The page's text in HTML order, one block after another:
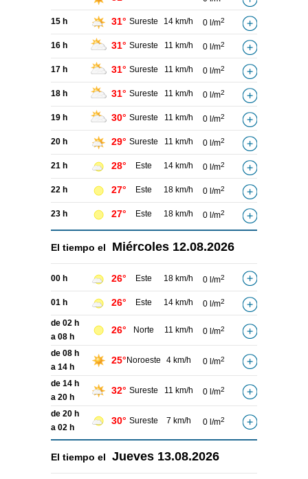
15 h 31° Sureste 14 km/h 0 l/m2
16 h 31° Sureste 11 km/h 0 l/m2
17 h 31° Sureste 11 km/h 0 l/m2
18 h 31° Sureste 11 km/h 0 l/m2
19 h 30° Sureste 11 km/h 0 l/m2
20 h 29° Sureste 11 km/h 0 l/m2
21 h 28° Este 14 km/h 0 l/m2
22 h 27° Este 18 km/h 0 l/m2
23 h 27° Este 18 km/h 0 l/m2
El tiempo el Miércoles 12.08.2026
00 h 26° Este 18 km/h 0 l/m2
01 h 26° Este 14 km/h 0 l/m2
de 02 h
a 08 h
26° Norte 11 km/h 0 l/m2
de 08 h
a 14 h
25° Noroeste 4 km/h 0 l/m2
de 14 h
a 20 h
32° Sureste 11 km/h 0 l/m2
de 20 h
a 02 h
30° Sureste 7 km/h 0 l/m2
El tiempo el Jueves 13.08.2026